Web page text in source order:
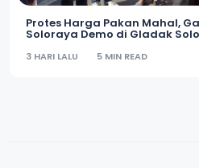
Protes Harga Pakan Mahal,
Soloraya Demo di Gladak Solo
3 HARI LALU 5 MIN READ